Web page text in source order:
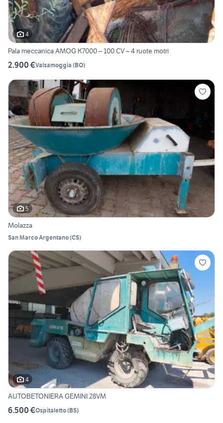
4
Pala meccanica AMOG K7000 – 100 CV – 4 ruote motri
2.900 €Valsamoggia (BO)
5
Molazza
San Marco Argentano(CS)
4
AUTOBETONIERA GEMINI 28VM
6.500 €Ospitaletto(BS)